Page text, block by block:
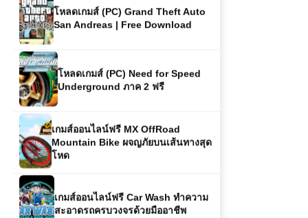
โหลดเกมส์ (PC) Grand Theft Auto
San Andreas | Free Download
โหลดเกมส์ (PC) Need for Speed
Underground ภาค 2 ฟรี
เกมส์ออนไลน์ฟรี MX OffRoad
Mountain Bike ผจญภัยบนเส้นทางสุด
โหด
เกมส์ออนไลน์ฟรี Car Wash ทำความ
สะอาดรถครบวงจรด้วยมืออาชีพ